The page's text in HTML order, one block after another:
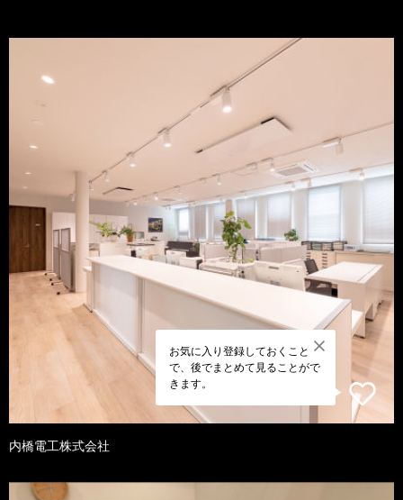
お気に入り登録しておくこと
で、後でまとめて見ることがで
きます。
内橋電工株式会社